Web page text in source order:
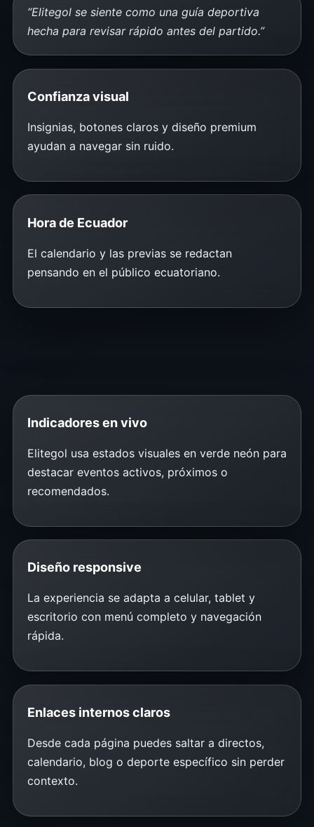
“Elitegol se siente como una guía deportiva
hecha para revisar rápido antes del partido.”
Confianza visual
Insignias, botones claros y diseño premium
ayudan a navegar sin ruido.
Hora de Ecuador
El calendario y las previas se redactan
pensando en el público ecuatoriano.
Indicadores en vivo
Elitegol usa estados visuales en verde neón para
destacar eventos activos, próximos o
recomendados.
Diseño responsive
La experiencia se adapta a celular, tablet y
escritorio con menú completo y navegación
rápida.
Enlaces internos claros
Desde cada página puedes saltar a directos,
calendario, blog o deporte específico sin perder
contexto.